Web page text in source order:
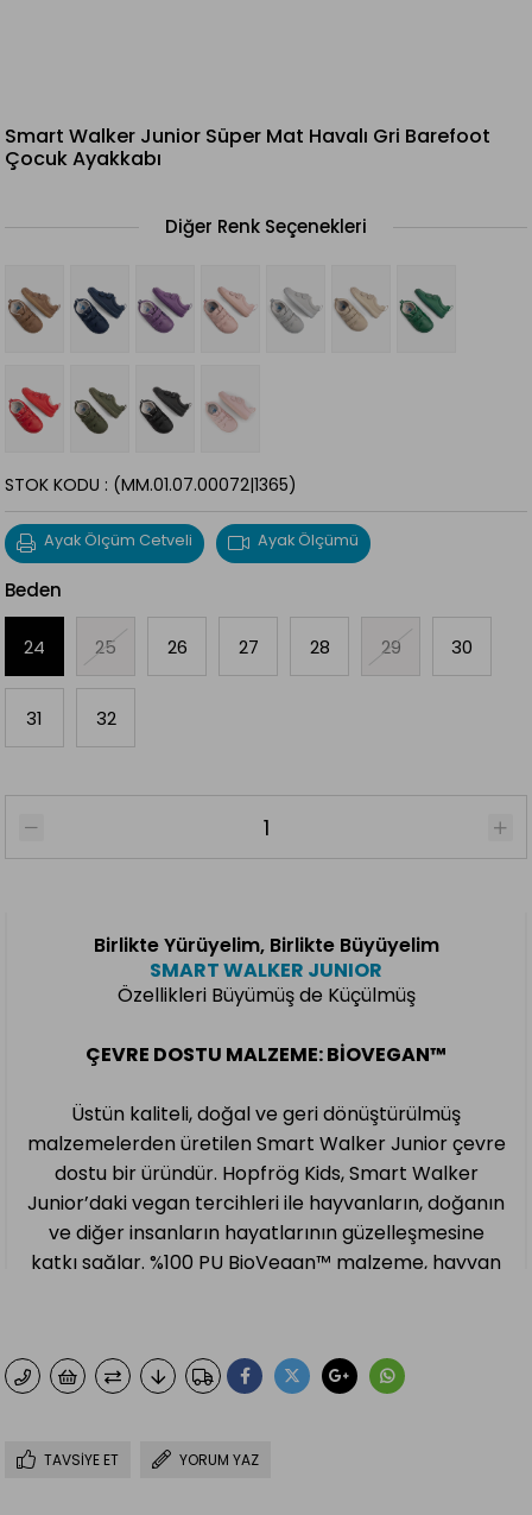
Smart Walker Junior Süper Mat Havalı Gri Barefoot
Çocuk Ayakkabı
Diğer Renk Seçenekleri
(MM.01.07.00072|1365)
STOK KODU
Ayak Ölçüm Cetveli Ayak Ölçümü
Beden
24 25 26 27 28 29 30
31 32
Birlikte Yürüyelim, Birlikte Büyüyelim
SMART WALKER JUNIOR
Özellikleri Büyümüş de Küçülmüş
ÇEVRE DOSTU MALZEME: BIOVEGAN™
Üstün kaliteli, doğal ve geri dönüştürülmüş
malzemelerden üretilen Smart Walker Junior çevre
dostu bir üründür. Hopfrög Kids, Smart Walker
Junior’daki vegan tercihleri ile hayvanların, doğanın
ve diğer insanların hayatlarının güzelleşmesine
katkı sağlar. %100 PU BioVegan™ malzeme, hayvan
almasını sağlar ve terlemeyi önler.
Smart Walker Junior’ın “Terapötik Mat Renkler”i,
TAVSIYE ET YORUM YAZ